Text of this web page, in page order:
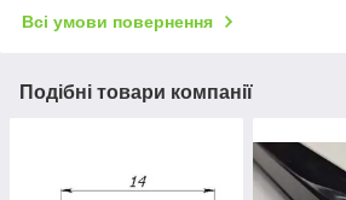
Всі умови повернення
Подібні товари компанії